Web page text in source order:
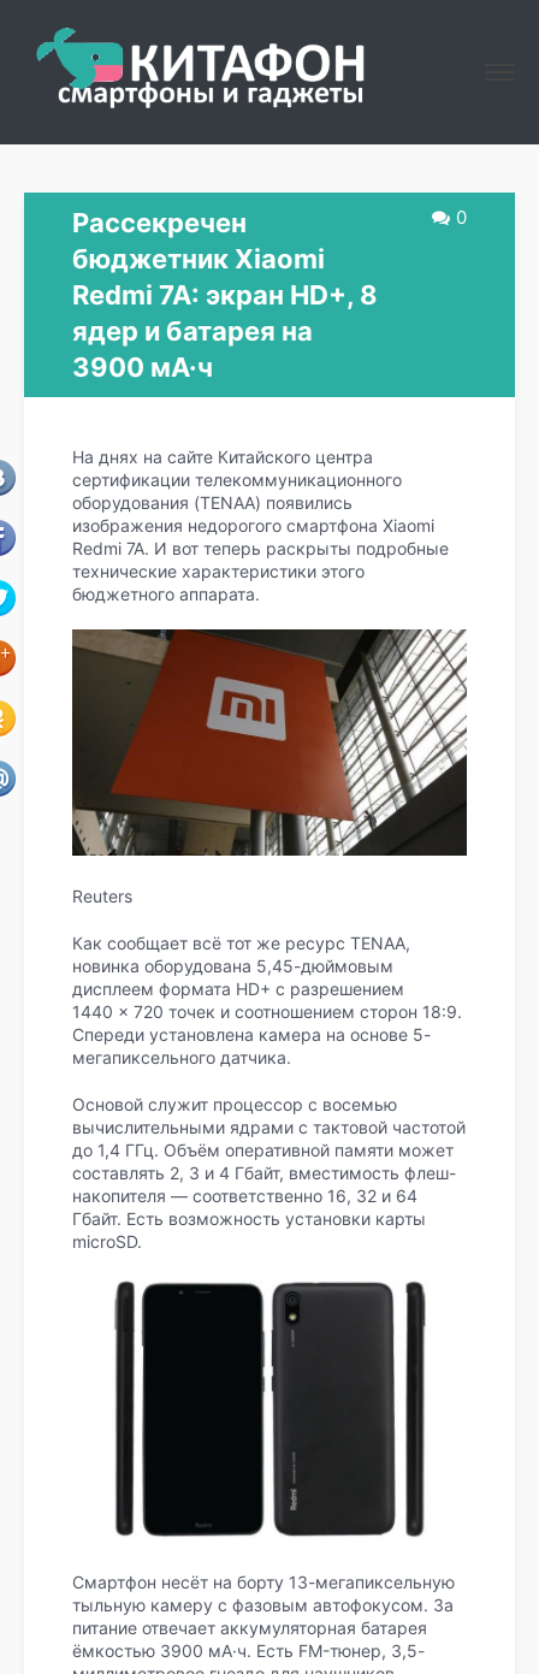
0
Рассекречен
бюджетник Xiaomi
Redmi 7A: экран HD+, 8
ядер и батарея на
3900 мА·ч
На днях на сайте Китайского центра
сертификации телекоммуникационного
оборудования (TENAA) появились
изображения недорогого смартфона Xiaomi
Redmi 7A. И вот теперь раскрыты подробные
технические характеристики этого
бюджетного аппарата.
Reuters
Как сообщает всё тот же ресурс TENAA,
новинка оборудована 5,45-дюймовым
дисплеем формата HD+ с разрешением
1440 × 720 точек и соотношением сторон 18:9.
Спереди установлена камера на основе 5-
мегапиксельного датчика.
Основой служит процессор с восемью
вычислительными ядрами с тактовой частотой
до 1,4 ГГц. Объём оперативной памяти может
составлять 2, 3 и 4 Гбайт, вместимость флеш-
накопителя — соответственно 16, 32 и 64
Гбайт. Есть возможность установки карты
microSD.
Смартфон несёт на борту 13-мегапиксельную
тыльную камеру с фазовым автофокусом. За
питание отвечает аккумуляторная батарея
ёмкостью 3900 мА·ч. Есть FM-тюнер, 3,5-